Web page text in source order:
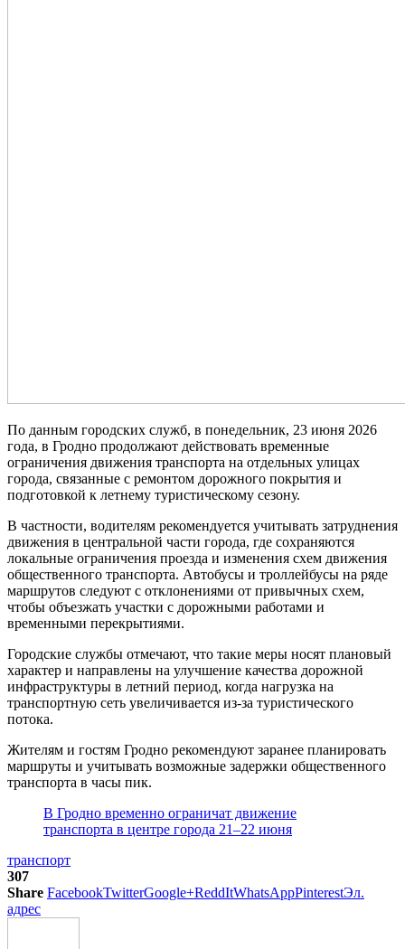
По данным городских служб, в понедельник, 23 июня 2026
года, в Гродно продолжают действовать временные
ограничения движения транспорта на отдельных улицах
города, связанные с ремонтом дорожного покрытия и
подготовкой к летнему туристическому сезону.
В частности, водителям рекомендуется учитывать затруднения
движения в центральной части города, где сохраняются
локальные ограничения проезда и изменения схем движения
общественного транспорта. Автобусы и троллейбусы на ряде
маршрутов следуют с отклонениями от привычных схем,
чтобы объезжать участки с дорожными работами и
временными перекрытиями.
Городские службы отмечают, что такие меры носят плановый
характер и направлены на улучшение качества дорожной
инфраструктуры в летний период, когда нагрузка на
транспортную сеть увеличивается из-за туристического
потока.
Жителям и гостям Гродно рекомендуют заранее планировать
маршруты и учитывать возможные задержки общественного
транспорта в часы пик.
В Гродно временно ограничат движение
транспорта в центре города 21–22 июня
транспорт
307
Share FacebookTwitterGoogle+ReddItWhatsAppPinterestЭл.
адрес